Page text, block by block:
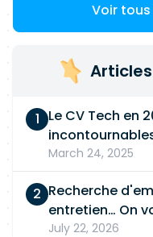
Voir
Le CV Tech en
March 24, 2025
Recherche
entretien… On
July 22, 2026